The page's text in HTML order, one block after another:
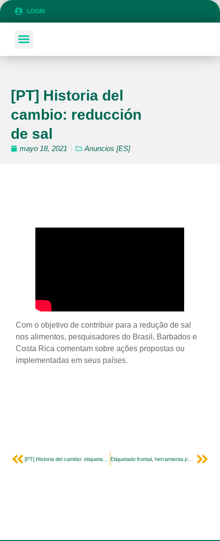
LOGIN
[PT] Historia del
cambio: reducción
de sal
mayo 18, 2021 Anuncios [ES]
Com o objetivo de contribuir para a redução de sal
nos alimentos, pesquisadores do Brasil, Barbados e
Costa Rica comentam sobre ações propostas ou
implementadas em seus países.
Etiquetado frontal, herramienta para la promoción de la alimentación saludable